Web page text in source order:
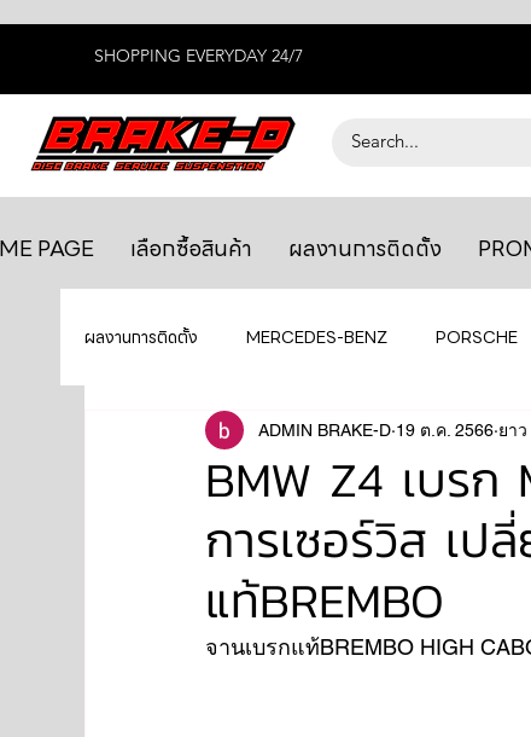
SHOPPING EVERYDAY 24/7
PAGE เลือกซื้อสินค้า ผลงานการติดตั้ง
ผลงานการติดตั้ง MERCEDES-BENZ PORSCHE
BENTLEY LEXUS ยางรถยนต์ AUDI
MAHLE MAZDA TOYOTA
FORD JAGUAR
BMW Z4 เบรก
การเซอร์วิส เป
แท้BREMBO
ADMIN BRAKE-D 19 ต.ค. 2566 ยา
จานเบรกแท้BREMBO HIGH